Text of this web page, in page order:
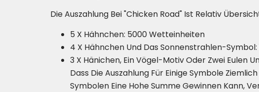
Die Auszahlung Bei "Chicken Road" Ist Relativ
5 X Hähnchen: 5000 Wetteinheiten
4 X Hähnchen Und Das Sonnenstrahlen-
3 X Hänichen, Ein Vögel-Motiv Oder Zwei Eulen
Dass Die Auszahlung Für Einige Symbole
Symbolen Eine Hohe Summe Gewinnen Kann,